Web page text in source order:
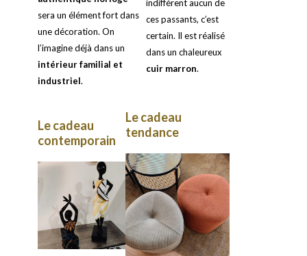
sera un élément fort dans
une décoration. On
l’imagine déjà dans un
intérieur familial et
industriel.
indifférent aucun de
ces passants, c’est
certain. Il est réalisé
dans un chaleureux
cuir marron.
Le cadeau
contemporain
Le cadeau
tendance